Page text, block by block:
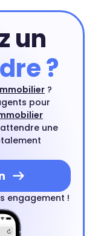
un
?
?
pour
une
engagement !